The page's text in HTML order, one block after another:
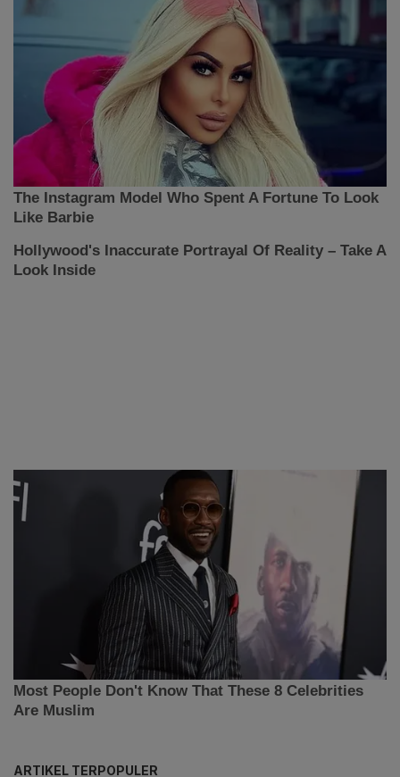
ARTIKEL TERPOPULER